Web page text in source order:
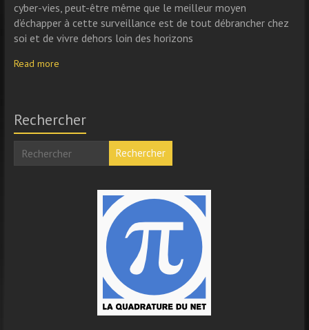
cyber-vies, peut-être même que le meilleur moyen
d’échapper à cette surveillance est de tout débrancher chez
soi et de vivre dehors loin des horizons
Read more
Rechercher
Rechercher